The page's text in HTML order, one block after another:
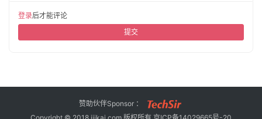
登录后才能评论
提交
赞助伙伴Sponsor ：